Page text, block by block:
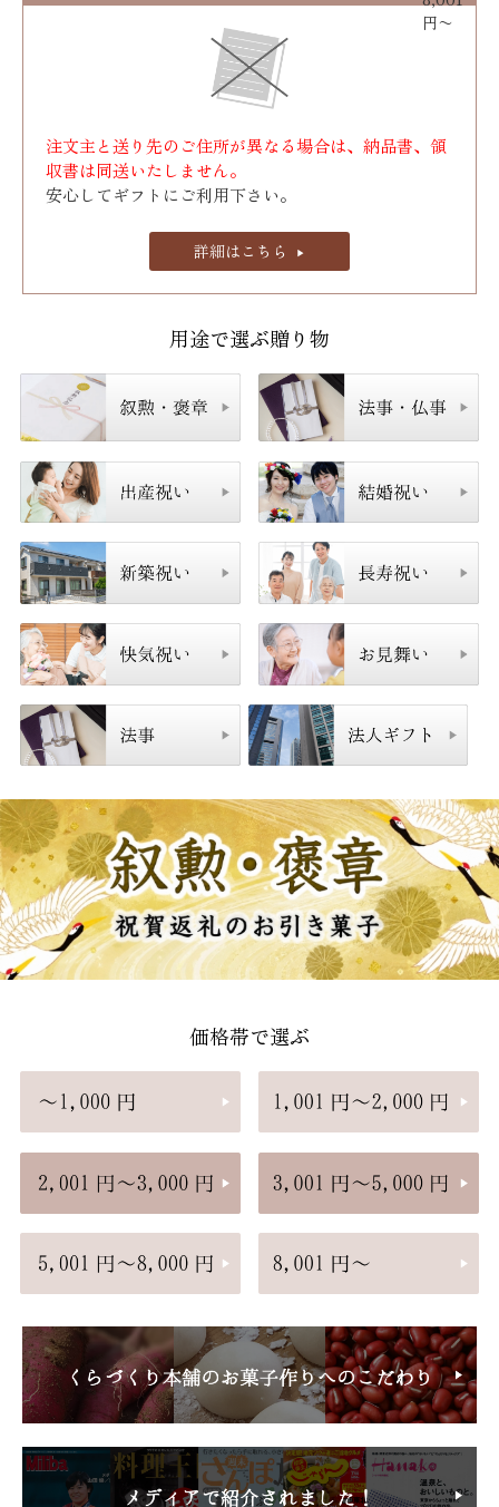
円〜
注文主と送り先のご住所が異なる場合は、納品書、領
収書は同送いたしません。
安心してギフトにご利用下さい。
詳細はこちら
用途で選ぶ贈り物
価格帯で選ぶ